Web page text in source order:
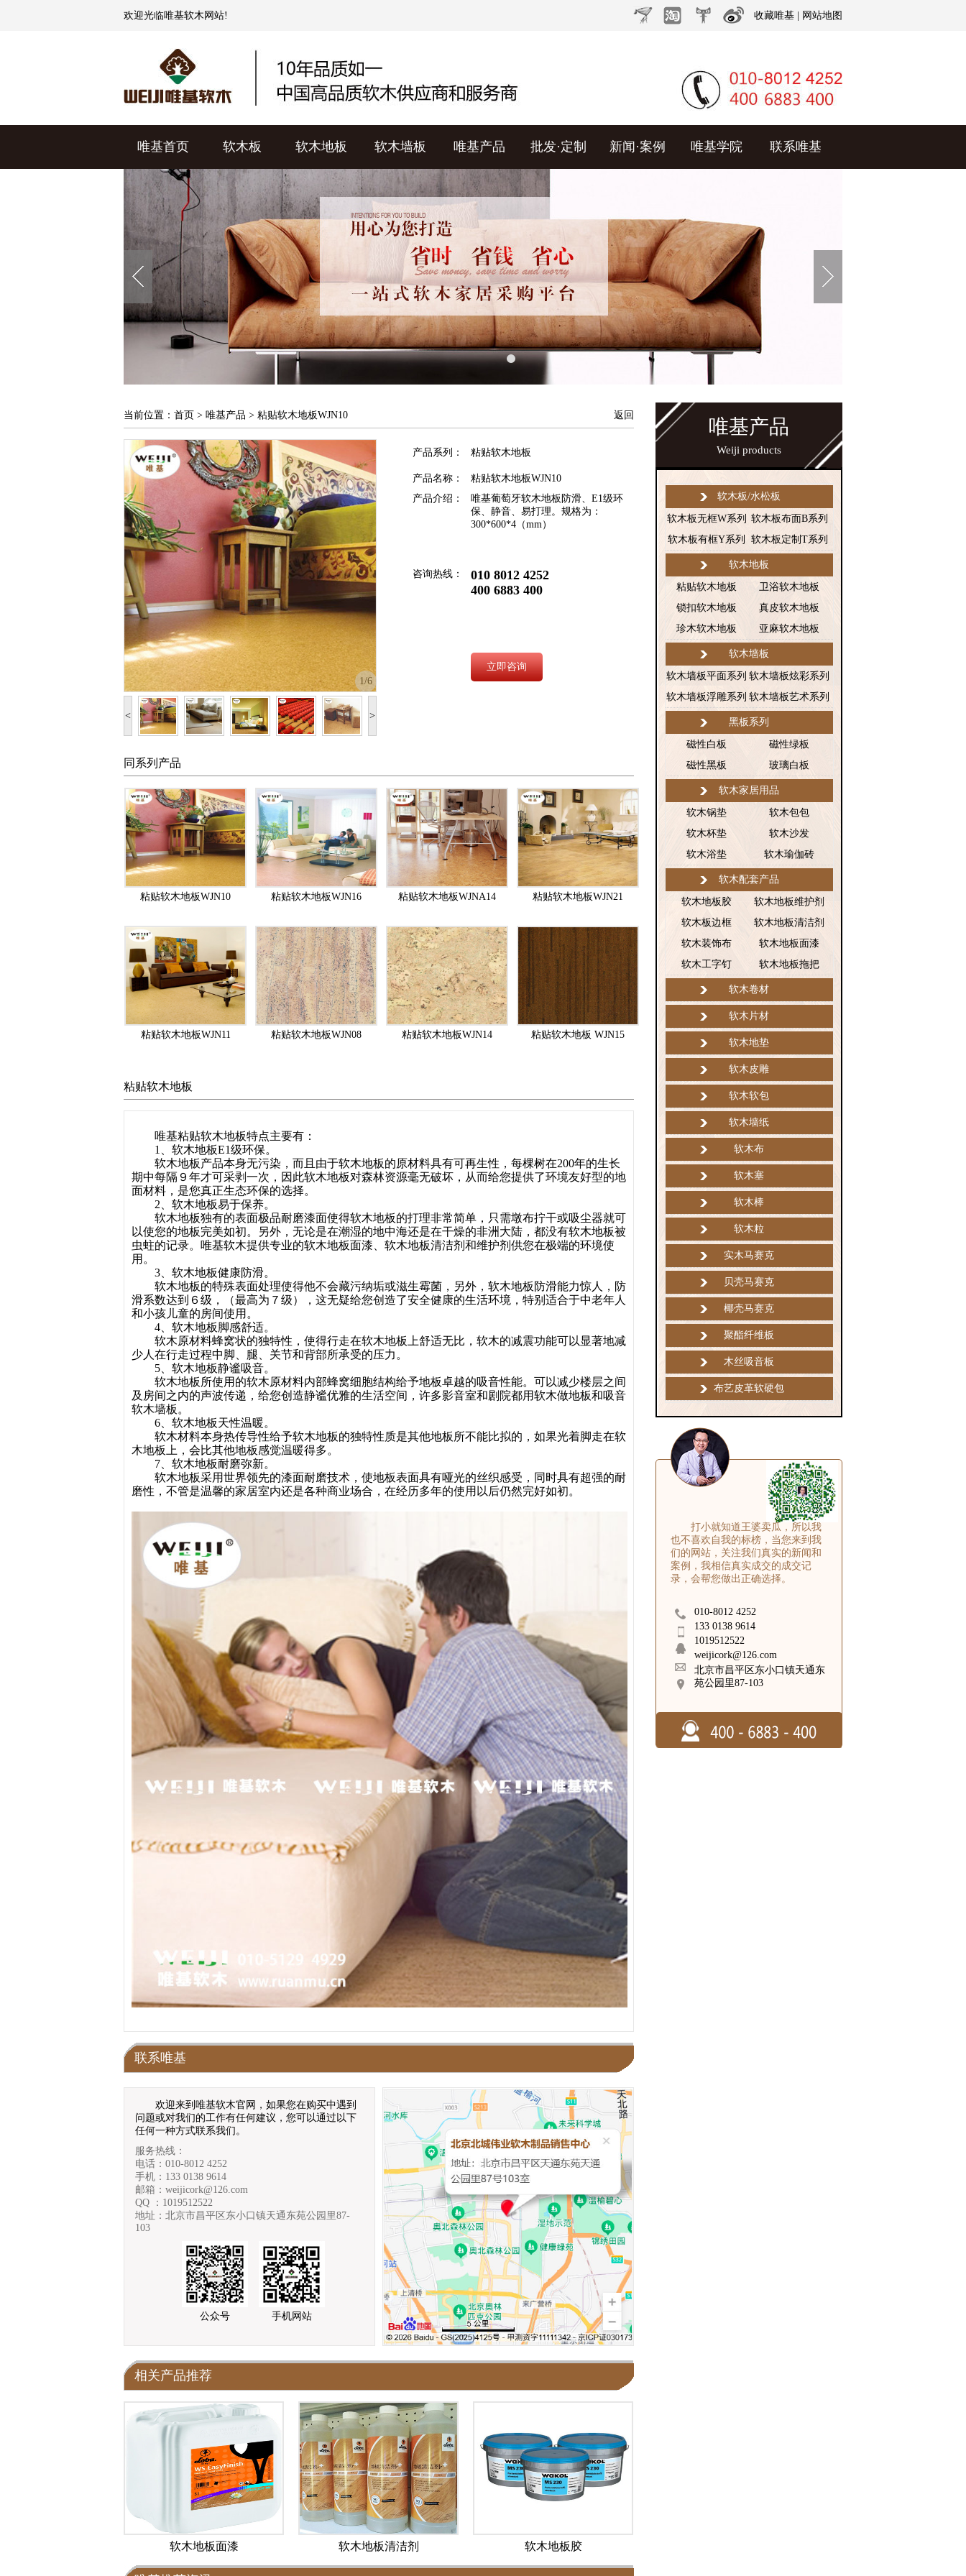
欢迎光临唯基软木 网站! 收藏唯基 网站地图
唯基首页 软木板 软木地板 软木墙板 唯基产品 批发·定制 新闻·案例 唯基学院 联系唯基
返回
当前位置： 首页 > 唯基产品 > 粘贴软木地板WJN10
1/6
< >
产品系列： 粘贴软木地板
产品名称：
粘贴软木地板WJN10
产品介绍：
唯基葡萄牙软木地板防滑、E1级环
保、静音、易打理。规格为：
300*600*4（mm）
咨询热线：
010 8012 4252
400 6883 400
立即咨询
同系列产品
粘贴软木地板WJN10 粘贴软木地板WJN16 粘贴软木地板WJNA14 粘贴软木地板WJN21
粘贴软木地板WJN11 粘贴软木地板WJN08 粘贴软木地板WJN14 粘贴软木地板 WJN15
粘贴软木地板
唯基粘贴软木地板特点主要有：
1、软木地板E1级环保。
软木地板产品本身无污染，而且由于软木地板的原材料具有可再生性，每棵树在200年的生长
期中每隔９年才可采剥一次，因此软木地板对森林资源毫无破坏，从而给您提供了环境友好型的地
面材料，是您真正生态环保的选择。
2、软木地板易于保养。
软木地板独有的表面极品耐磨漆面使得软木地板的打理非常简单，只需墩布拧干或吸尘器就可
以使您的地板完美如初。另外，无论是在潮湿的地中海还是在干燥的非洲大陆，都没有软木地板被
虫蛀的记录。唯基软木提供专业的软木地板面漆、软木地板清洁剂和维护剂供您在极端的环境使
用。
3、软木地板健康防滑。
软木地板的特殊表面处理使得他不会藏污纳垢或滋生霉菌，另外，软木地板防滑能力惊人，防
滑系数达到６级，（最高为７级），这无疑给您创造了安全健康的生活环境，特别适合于中老年人
和小孩儿童的房间使用。
4、软木地板脚感舒适。
软木原材料蜂窝状的独特性，使得行走在软木地板上舒适无比，软木的减震功能可以显著地减
少人在行走过程中脚、腿、关节和背部所承受的压力。
5、软木地板静谧吸音。
软木地板所使用的软木原材料内部蜂窝细胞结构给予地板卓越的吸音性能。可以减少楼层之间
及房间之内的声波传递，给您创造静谧优雅的生活空间，许多影音室和剧院都用软木做地板和吸音
软木墙板。
6、软木地板天性温暖。
软木材料本身热传导性给予软木地板的独特性质是其他地板所不能比拟的，如果光着脚走在软
木地板上，会比其他地板感觉温暖得多。
7、软木地板耐磨弥新。
软木地板采用世界领先的漆面耐磨技术，使地板表面具有哑光的丝织感受，同时具有超强的耐
磨性，不管是温馨的家居室内还是各种商业场合，在经历多年的使用以后仍然完好如初。
联系唯基
欢迎来到唯基软木官网，如果您在购买中遇到
问题或对我们的工作有任何建议，您可以通过以下
任何一种方式联系我们。
服务热线：
电话：010-8012 4252
手机：133 0138 9614
邮箱：weijicork@126.com
QQ ：1019512522
地址：北京市昌平区东小口镇天通东苑公园里87-
103
公众号 手机网站
相关产品推荐
软木地板面漆 软木地板清洁剂 软木地板胶
唯基产品
Weiji products
软木板/水松板
软木板无框W系列 软木板布面B系列
软木板有框Y系列
软木板定制T系列
软木地板
粘贴软木地板
卫浴软木地板
锁扣软木地板
真皮软木地板
珍木软木地板
亚麻软木地板
软木墙板
软木墙板平面系列 软木墙板炫彩系列
软木墙板浮雕系列 软木墙板艺术系列
黑板系列
磁性白板
磁性绿板
磁性黑板
玻璃白板
软木家居用品
软木锅垫
软木包包
软木杯垫
软木沙发
软木浴垫
软木瑜伽砖
软木配套产品
软木地板胶
软木地板维护剂
软木板边框
软木地板清洁剂
软木装饰布
软木地板面漆
软木工字钉
软木地板拖把
软木卷材
软木片材
软木地垫
软木皮雕
软木软包
软木墙纸
软木布
软木塞
软木棒
软木粒
实木马赛克
贝壳马赛克
椰壳马赛克
聚酯纤维板
木丝吸音板
布艺皮革软硬包
打小就知道王婆卖瓜，所以我
也不喜欢自我的标榜，当您来到我
们的网站，关注我们真实的新闻和
案例，我相信真实成交的成交记
录，会帮您做出正确选择。
010-8012 4252
133 0138 9614
1019512522
weijicork@126.com
北京市昌平区东小口镇天通东
苑公园里87-103